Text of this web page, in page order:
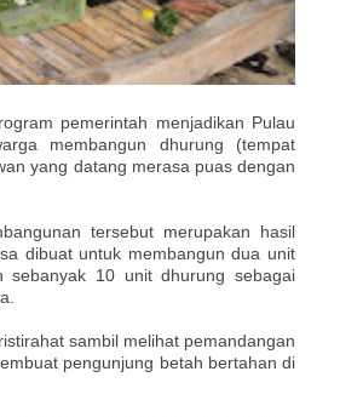
pemerintah menjadikan Pulau
membangun dhurung (tempat
yang datang merasa puas dengan
tersebut merupakan hasil
dibuat untuk membangun dua unit
sebanyak 10 unit dhurung sebagai
sambil melihat pemandangan
pengunjung betah bertahan di